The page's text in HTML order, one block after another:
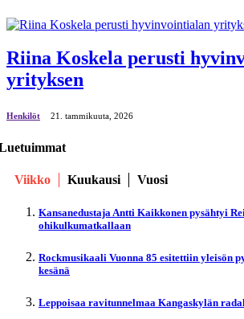
Riina Koskela perusti
yrityksen
Henkilöt 21. tammikuuta, 2026
Viikko Kuukausi Vuosi
Kansanedustaja Antti Kaikkonen pysähtyi
ohikulkumatkallaan
Rockmusikaali Vuonna 85 esitettiin yleisön
kesänä
Leppoisaa ravitunnelmaa Kangaskylän